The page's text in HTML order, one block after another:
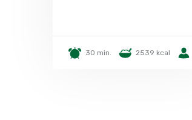
30 min. 2539 kcal